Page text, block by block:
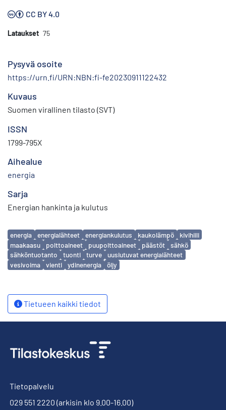
CC BY 4.0
Lataukset 75
Pysyvä osoite
https://urn.fi/URN:NBN:fi-fe20230911122432
Kuvaus
Suomen virallinen tilasto (SVT)
ISSN
1799-795X
Aihealue
energia
Sarja
Energian hankinta ja kulutus
Avainsanat
energia energialähteet energiankulutus kaukolämpö
kivihiili
maakaasu
polttoaineet puupolttoaineet päästöt
sähkö
sähköntuotanto
tuonti turve
uusiutuvat energialähteet
vesivoima
vienti ydinenergia öljy
Tietueen kaikki tiedot
Tietopalvelu
029 551 2220 (arkisin klo 9.00-16.00)